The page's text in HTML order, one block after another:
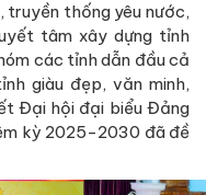
thống yêu nước,
tâm xây dựng tỉnh
các tỉnh dẫn đầu cả
giàu đẹp, văn minh,
Đại hội đại biểu Đảng
kỳ 2025-2030 đã đề